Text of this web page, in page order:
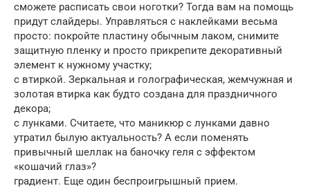
сможете расписать свои ноготки? Тогда вам на помощь
придут слайдеры. Управляться с наклейками весьма
просто: покройте пластину обычным лаком, снимите
защитную пленку и просто прикрепите декоративный
элемент к нужному участку;
с втиркой. Зеркальная и голографическая, жемчужная и
золотая втирка как будто создана для праздничного
декора;
с лунками. Считаете, что маникюр с лунками давно
утратил былую актуальность? А если поменять
привычный шеллак на баночку геля с эффектом
«кошачий глаз»?
градиент. Еще один беспроигрышный прием.